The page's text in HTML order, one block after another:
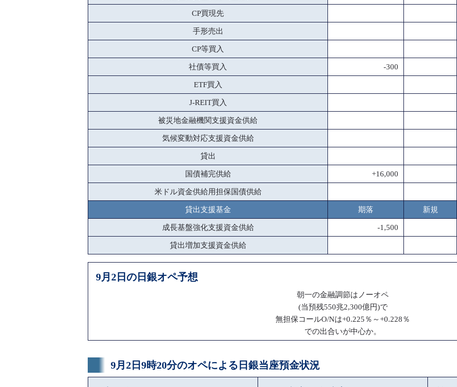
CP買現先
手形売出
CP等買入
社債等買入 -300
ETF買入
J-REIT買入
被災地金融機関支援資金供給
気候変動対応支援資金供給
貸出
国債補完供給 +16,000
米ドル資金供給用担保国債供給
貸出支援基金 期落 新規
成長基盤強化支援資金供給 -1,500
貸出増加支援資金供給
9月2日の日銀オペ予想
朝一の金融調節はノーオペ
(当預残550兆2,300億円)で
無担保コールO/Nは+0.225％～+0.228％
での出合いが中心か。
9月2日9時20分のオペによる日銀当座預金状況